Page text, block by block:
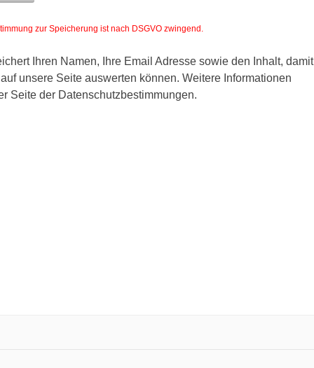
zur Speicherung ist nach DSGVO zwingend.
Ihren Namen, Ihre Email Adresse sowie den Inhalt, damit
unsere Seite auswerten können. Weitere Informationen
Seite der Datenschutzbestimmungen.